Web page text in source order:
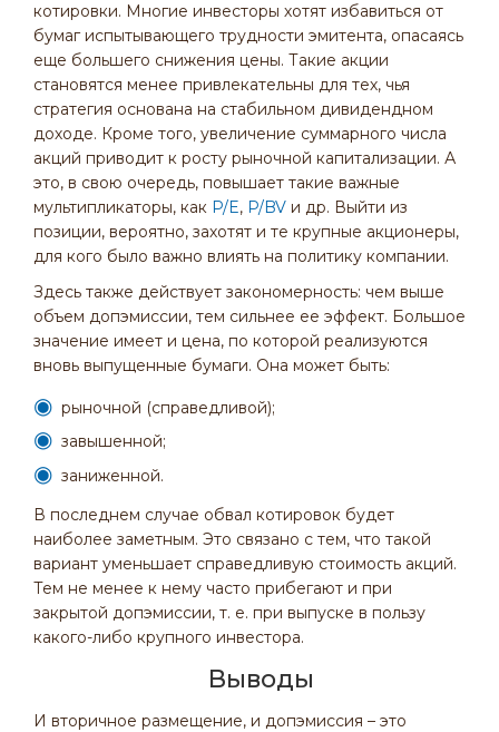
котировки. Многие инвесторы хотят избавиться от
бумаг испытывающего трудности эмитента, опасаясь
еще большего снижения цены. Такие акции
становятся менее привлекательны для тех, чья
стратегия основана на стабильном дивидендном
доходе. Кроме того, увеличение суммарного числа
акций приводит к росту рыночной капитализации. А
это, в свою очередь, повышает такие важные
мультипликаторы, как P/E, P/BV и др. Выйти из
позиции, вероятно, захотят и те крупные акционеры,
для кого было важно влиять на политику компании.
Здесь также действует закономерность: чем выше
объем допэмиссии, тем сильнее ее эффект. Большое
значение имеет и цена, по которой реализуются
вновь выпущенные бумаги. Она может быть:
рыночной (справедливой);
завышенной;
заниженной.
В последнем случае обвал котировок будет
наиболее заметным. Это связано с тем, что такой
вариант уменьшает справедливую стоимость акций.
Тем не менее к нему часто прибегают и при
закрытой допэмиссии, т. е. при выпуске в пользу
какого-либо крупного инвестора.
Выводы
И вторичное размещение, и допэмиссия – это